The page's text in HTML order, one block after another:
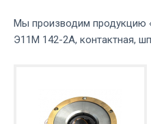
Мы производим продукцию
Э11М 142-2А, контактная,